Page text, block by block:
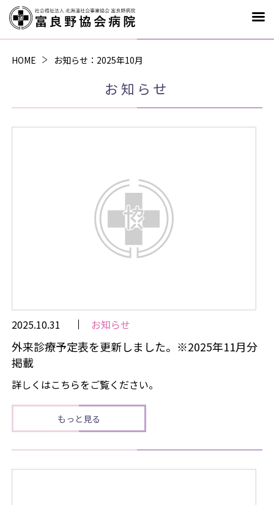
HOME お知らせ ：2025年10月
お知らせ
2025.10.31 お知らせ
外来診療予定表を更新しました。※2025年11月分
掲載
詳しくはこちらをご覧ください。
もっと見る